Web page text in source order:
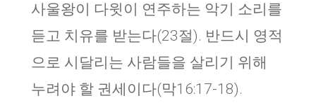
사울왕이 다윗이 연주하는 악기 소리를
듣고 치유를 받는다(23절). 반드시 영적
으로 시달리는 사람들을 살리기 위해
누려야 할 권세이다(막16:17-18).